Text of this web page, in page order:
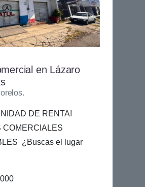
en Lázaro
DE RENTA!
COMERCIALES
¿Buscas el lugar